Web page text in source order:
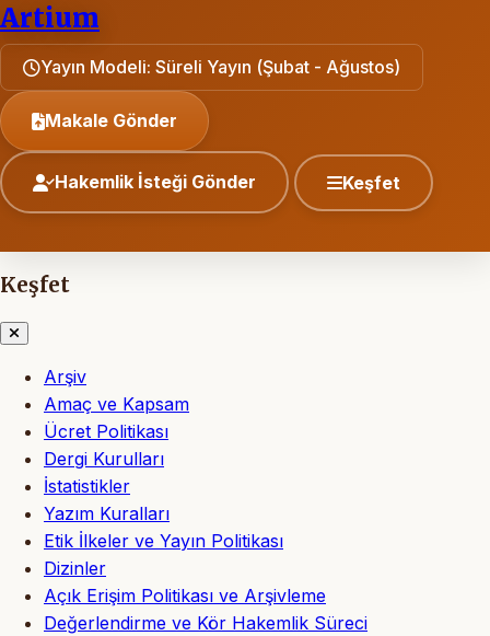
Artium
Yayın Modeli: Süreli Yayın (Şubat - Ağustos)
Makale Gönder
Hakemlik İsteği Gönder Keşfet
Keşfet
Arşiv
Amaç ve Kapsam
Ücret Politikası
Dergi Kurulları
İstatistikler
Yazım Kuralları
Etik İlkeler ve Yayın Politikası
Dizinler
Açık Erişim Politikası ve Arşivleme
Değerlendirme ve Kör Hakemlik Süreci